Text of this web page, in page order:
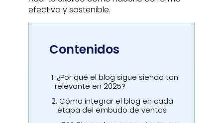
efectiva y sostenible.
Contenidos
1. ¿Por qué el blog sigue siendo tan
relevante en 2025?
2. Cómo integrar el blog en cada
etapa del embudo de ventas